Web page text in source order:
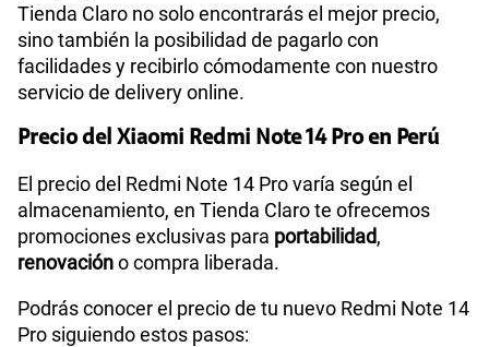
Tienda Claro no solo encontrarás el mejor precio,
sino también la posibilidad de pagarlo con
facilidades y recibirlo cómodamente con nuestro
servicio de delivery online.
Precio del Xiaomi Redmi Note 14 Pro en Perú
El precio del Redmi Note 14 Pro varía según el
almacenamiento, en Tienda Claro te ofrecemos
promociones exclusivas para portabilidad,
renovacióno compra liberada.
Podrás conocer el precio de tu nuevo Redmi Note 14
Pro siguiendo estos pasos: